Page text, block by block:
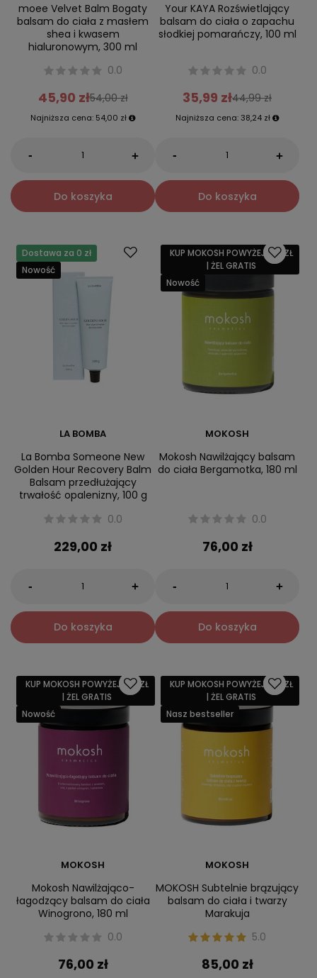
moee Velvet Balm Bogaty
balsam do ciała z masłem
shea i kwasem
hialuronowym, 300 ml
0.0
45,90 zł54,00 zł
Najniższa cena: 54,00 zł
- +
Do koszyka
Your KAYA Rozświetlający
balsam do ciała o zapachu
słodkiej pomarańczy, 100 ml
0.0
35,99 zł44,99 zł
Najniższa cena: 38,24 zł
- +
Do koszyka
Dostawa za 0 zł
Nowość
LA BOMBA
La Bomba Someone New
Golden Hour Recovery Balm
Balsam przedłużający
trwałość opalenizny, 100 g
0.0
229,00 zł
- +
Do koszyka
KUP MOKOSH POWYŻEJ 159 ZŁ
| ŻEL GRATIS
Nowość
MOKOSH
Mokosh Nawilżający balsam
do ciała Bergamotka, 180 ml
0.0
76,00 zł
- +
Do koszyka
KUP MOKOSH POWYŻEJ 159 ZŁ
| ŻEL GRATIS
Nowość
MOKOSH
Mokosh Nawilżająco-
łagodzący balsam do ciała
Winogrono, 180 ml
0.0
76,00 zł
KUP MOKOSH POWYŻEJ 159 ZŁ
| ŻEL GRATIS
Nasz bestseller
MOKOSH
MOKOSH Subtelnie brązujący
balsam do ciała i twarzy
Marakuja
5.0
85,00 zł